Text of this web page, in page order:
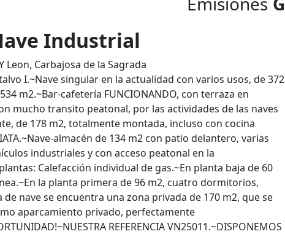
Industrial
Leon, Carbajosa de la Sagrada
I.~Nave singular en la actualidad con varios usos, de 372
m2.~Bar-cafetería FUNCIONANDO, con terraza en
mucho transito peatonal, por las actividades de las naves
de 178 m2, totalmente montada, incluso con cocina
almacén de 134 m2 con patio delantero, varias
industriales y con acceso peatonal en la
Calefacción individual de gas.~En planta baja de 60
la planta primera de 96 m2, cuatro dormitorios,
nave se encuentra una zona privada de 170 m2, que se
aparcamiento privado, perfectamente
REFERENCIA VN25011.~DISPONEMOS